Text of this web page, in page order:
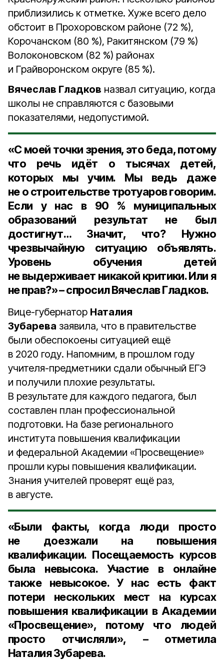
приблизились к отметке. Хуже всего дело
обстоит в Прохоровском районе (72 %),
Корочанском (80 %), Ракитянском (79 %)
Волоконовском (82 %) районах
и Грайворонском округе (85 %).
Вячеслав Гладков назвал ситуацию, когда
школы не справляются с базовыми
показателями, недопустимой.
«С моей точки зрения, это беда, потому
что речь идёт о тысячах детей,
которых мы учим. Мы ведь даже
не о строительстве тротуаров говорим.
Если у нас в 90 % муниципальных
образований результат не был
достигнут… Значит, что? Нужно
чрезвычайную ситуацию объявлять.
Уровень обучения детей
не выдерживает никакой критики. Или я
не прав?» – спросил Вячеслав Гладков.
Вице-губернатор Наталия
Зубарева заявила, что в правительстве
были обеспокоены ситуацией ещё
в 2020 году. Напомним, в прошлом году
учителя-предметники сдали обычный ЕГЭ
и получили плохие результаты.
В результате для каждого педагога, был
составлен план профессиональной
подготовки. На базе регионального
института повышения квалификации
и федеральной Академии «Просвещение»
прошли куры повышения квалификации.
Знания учителей проверят ещё раз,
в августе.
«Были факты, когда люди просто
не доезжали на повышения
квалификации. Посещаемость курсов
была невысока. Участие в онлайне
также невысокое. У нас есть факт
потери нескольких мест на курсах
повышения квалификации в Академии
«Просвещение», потому что людей
просто отчисляли», – отметила
Наталия Зубарева.